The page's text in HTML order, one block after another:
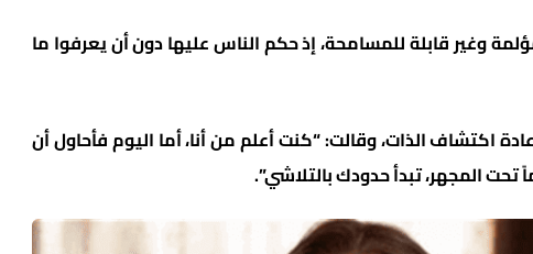
وغير قابلة للمسامحة، إذ حكم الناس عليها دون أن يعرفوا ما
اكتشاف الذات، وقالت: “كنت أعلم من أنا، أما اليوم فأحاول أن
المجهر، تبدأ حدودك بالتلاشي”.